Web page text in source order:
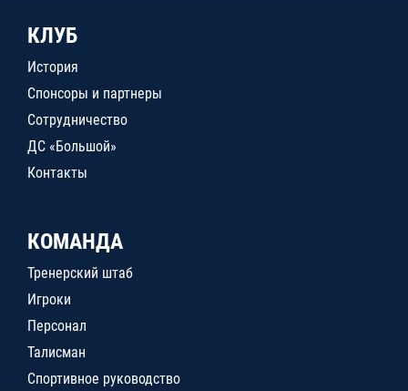
КЛУБ
История
Спонсоры и партнеры
Сотрудничество
ДС «Большой»
Контакты
КОМАНДА
Тренерский штаб
Игроки
Персонал
Талисман
Спортивное руководство